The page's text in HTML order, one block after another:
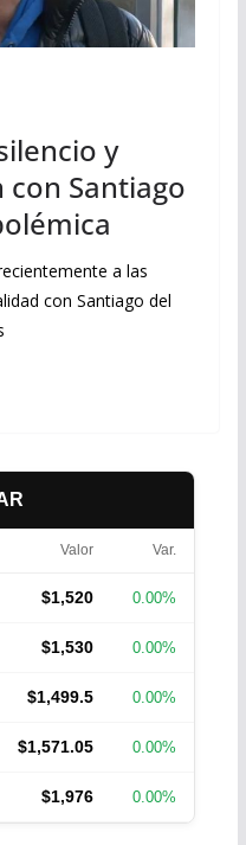
y
Santiago
a las
con Santiago del
Valor Var.
$1,520 0.00%
$1,530 0.00%
$1,499.5 0.00%
$1,571.05 0.00%
$1,976 0.00%